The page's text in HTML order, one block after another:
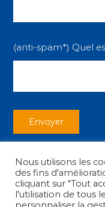
(anti-spam*) Quel
Nous utilisons les
des fins
cliquant sur "Tout
l'utilisation de tous